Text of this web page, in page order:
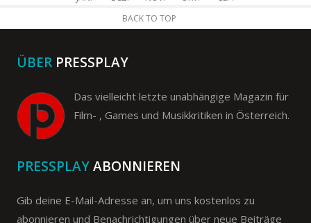
BACK TO TOP
ÜBER PRESSPLAY
Das vielleicht letzte unabhängige Magazin für
Film- , Games und Musikkritiken in Österreich.
PRESSPLAYABONNIEREN
Gib deine E-Mail-Adresse an, um uns kostenlos zu
abonnieren und Benachrichtigungen über neue Beiträge